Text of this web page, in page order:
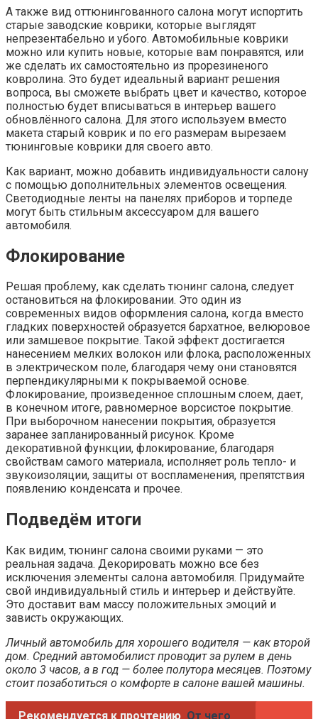
А также вид оттюнингованного салона могут испортить
старые заводские коврики, которые выглядят
непрезентабельно и убого. Автомобильные коврики
можно или купить новые, которые вам понравятся, или
же сделать их самостоятельно из прорезиненого
ковролина. Это будет идеальный вариант решения
вопроса, вы сможете выбрать цвет и качество, которое
полностью будет вписываться в интерьер вашего
обновлённого салона. Для этого используем вместо
макета старый коврик и по его размерам вырезаем
тюнинговые коврики для своего авто.
Как вариант, можно добавить индивидуальности салону
с помощью дополнительных элементов освещения.
Светодиодные ленты на панелях приборов и торпеде
могут быть стильным аксессуаром для вашего
автомобиля.
Флокирование
Решая проблему, как сделать тюнинг салона, следует
остановиться на флокировании. Это один из
современных видов оформления салона, когда вместо
гладких поверхностей образуется бархатное, велюровое
или замшевое покрытие. Такой эффект достигается
нанесением мелких волокон или флока, расположенных
в электрическом поле, благодаря чему они становятся
перпендикулярными к покрываемой основе.
Флокирование, произведенное сплошным слоем, дает,
в конечном итоге, равномерное ворсистое покрытие.
При выборочном нанесении покрытия, образуется
заранее запланированный рисунок. Кроме
декоративной функции, флокирование, благодаря
свойствам самого материала, исполняет роль тепло- и
звукоизоляции, защиты от воспламенения, препятствия
появлению конденсата и прочее.
Подведём итоги
Как видим, тюнинг салона своими руками — это
реальная задача. Декорировать можно все без
исключения элементы салона автомобиля. Придумайте
свой индивидуальный стиль и интерьер и действуйте.
Это доставит вам массу положительных эмоций и
зависть окружающих.
Личный автомобиль для хорошего водителя — как второй
дом. Средний автомобилист проводит за рулем в день
около 3 часов, а в год — более полутора месяцев. Поэтому
стоит позаботиться о комфорте в салоне вашей машины.
Рекомендуется к прочтению От чего